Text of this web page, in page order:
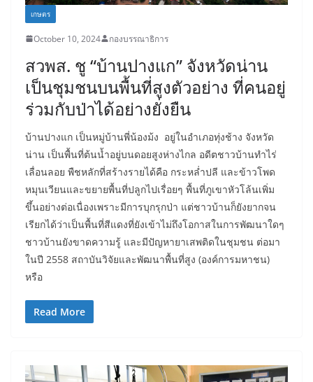
เกษตร
October 10, 2024 กองบรรณาธิการ
สวพส. ชู “บ้านปางแก” จังหวัดน่าน
เป็นชุมชนบนพื้นที่สูงตัวอย่าง ที่คนอยู่
ร่วมกับป่าได้อย่างยั่งยืน
บ้านปางแก เป็นหมู่บ้านพี่น้องม้ง อยู่ในอำเภอทุ่งช้าง จังหวัด
น่าน เป็นพื้นที่ต้นน้ำอยู่บนดอยสูงห่างไกล อดีตชาวบ้านทำไร่
เลื่อนลอย พืชหลักที่สร้างรายได้คือ กระหล่ำปลี และข้าวโพด
หมุนเวียนและขยายพื้นที่ปลูกไปเรื่อยๆ พื้นที่ภูเขาหัวโล้นเพิ่ม
ขึ้นอย่างต่อเนื่องเพราะมีการบุกรุกป่า แต่ชาวบ้านก็ยังยากจน
เรียกได้ว่าเป็นพื้นที่สีแดงที่ยังเข้าไม่ถึงโอกาสในการพัฒนาใดๆ
ชาวบ้านยังขาดความรู้ และมีปัญหายาเสพติดในชุมชน ต่อมา
ในปี 2558 สถาบันวิจัยและพัฒนาพื้นที่สูง (องค์การมหาชน)
หรือ
Read More